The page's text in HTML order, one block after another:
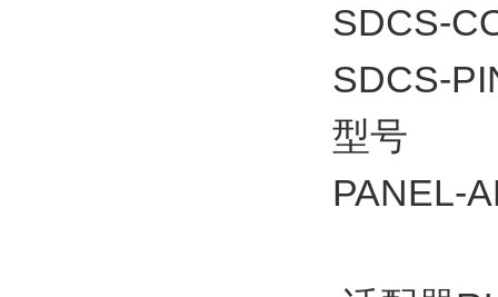
SDCS-
SDCS-
型号
PANEL-